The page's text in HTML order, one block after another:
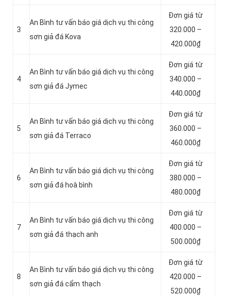
3
An Bình tư vấn báo giá dịch vụ thi công
sơn giả đá Kova
Đơn giá từ
320.000 –
420.000₫
4
An Bình tư vấn báo giá dịch vụ thi công
sơn giả đá Jymec
Đơn giá từ
340.000 –
440.000₫
5
An Bình tư vấn báo giá dịch vụ thi công
sơn giả đá Terraco
Đơn giá từ
360.000 –
460.000₫
6
An Bình tư vấn báo giá dịch vụ thi công
sơn giả đá hoà bình
Đơn giá từ
380.000 –
480.000₫
7
An Bình tư vấn báo giá dịch vụ thi công
sơn giả đá thạch anh
Đơn giá từ
400.000 –
500.000₫
8
An Bình tư vấn báo giá dịch vụ thi công
sơn giả đá cẩm thạch
Đơn giá từ
420.000 –
520.000₫